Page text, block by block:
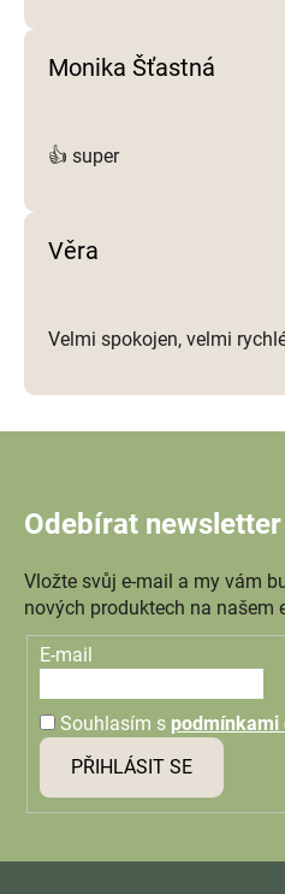
Monika Šťastná
👍 super
Věra
Velmi spokojen, velmi
Odebírat newsletter
Vložte svůj e-mail a my vám
nových produktech na našem
E-mail
Souhlasím s podmínkami
PŘIHLÁSIT SE